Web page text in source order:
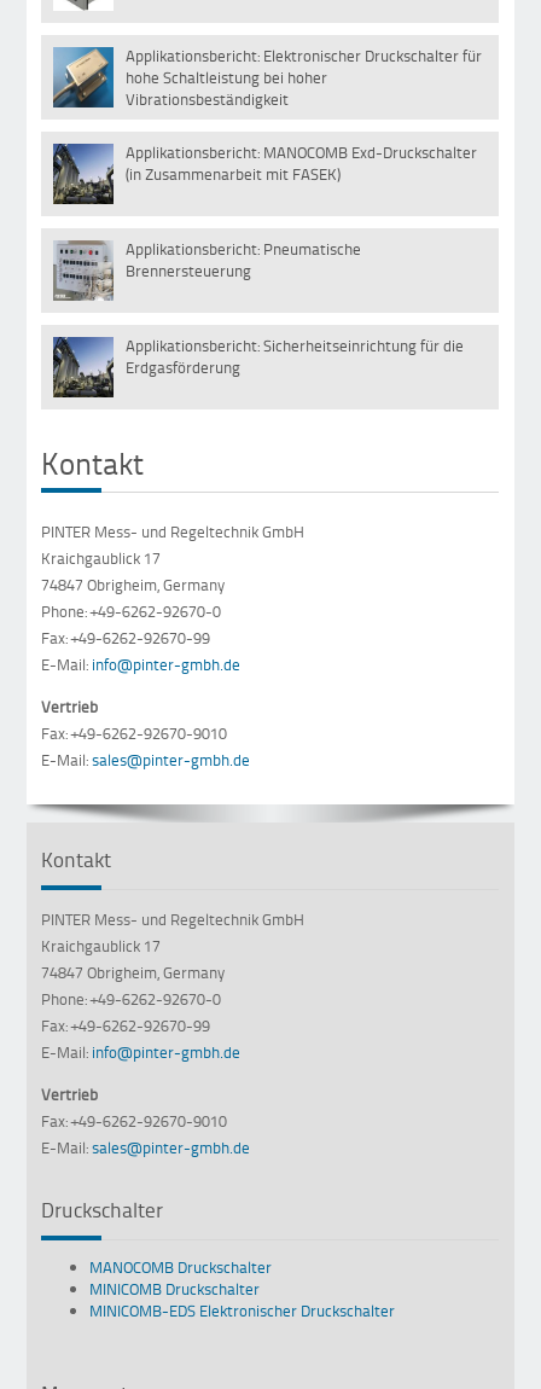
01
Sep
Applikationsbericht: Elektronischer Druckschalter für
hohe Schaltleistung bei hoher
Vibrationsbeständigkeit
30
Mai
Applikationsbericht: MANOCOMB Exd-Druckschalter
(in Zusammenarbeit mit FASEK)
29
Dez
Applikationsbericht: Pneumatische
Brennersteuerung
29
Dez
Applikationsbericht: Sicherheitseinrichtung für die
Erdgasförderung
Kontakt
PINTER Mess- und Regeltechnik GmbH
Kraichgaublick 17
74847 Obrigheim, Germany
Phone: +49-6262-92670-0
Fax: +49-6262-92670-99
E-Mail: info@pinter-gmbh.de
Vertrieb
Fax: +49-6262-92670-9010
E-Mail:sales@pinter-gmbh.de
Kontakt
PINTER Mess- und Regeltechnik GmbH
Kraichgaublick 17
74847 Obrigheim, Germany
Phone: +49-6262-92670-0
Fax: +49-6262-92670-99
E-Mail: info@pinter-gmbh.de
Vertrieb
Fax: +49-6262-92670-9010
E-Mail:sales@pinter-gmbh.de
Druckschalter
MANOCOMB Druckschalter
MINICOMB Druckschalter
MINICOMB-EDS Elektronischer Druckschalter